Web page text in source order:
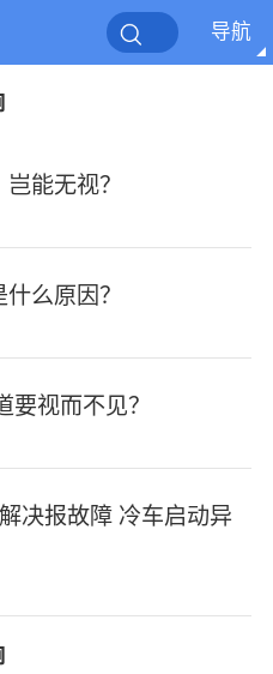
导航
能无视？
么原因？
视而不见？
决报故障 冷车启动异